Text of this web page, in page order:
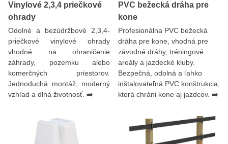
Vinylové 2,3,4 priečkové
ohrady
Odolné a bezúdržbové 2,3,4-
priečkové vinylové ohrady
vhodné na ohraničenie
záhrady, pozemku alebo
komerčných priestorov.
Jednoduchá montáž, moderný
vzhľad a dlhá životnosť. ➡️
PVC bežecká dráha pre
kone
Profesionálna PVC bežecká
dráha pre kone, vhodná pre
závodné dráhy, tréningové
areály a jazdecké kluby.
Bezpečná, odolná a ľahko
inštalovateľná PVC konštrukcia,
ktorá chráni kone aj jazdcov. ➡️